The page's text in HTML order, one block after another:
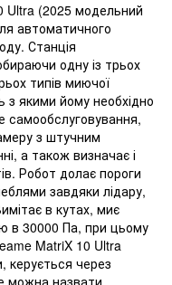
Ultra (2025 модельний
автоматичного
Станція
одну із трьох
типів миючої
з якими йому необхідно
з штучним
а також визначає і
Робот долає пороги
завдяки лідару,
в кутах, миє
в 30000 Па, при цьому
MatriX 10 Ultra
керується через